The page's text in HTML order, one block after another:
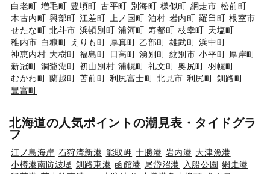
白老町 増毛町 豊頃町 古平町 別海町 様似町 網走市 松前町
木古内町 興部町 江差町 上ノ国町 泊村 岩内町 羅臼町 根室市
せたな町 北斗市 浜頓別町 浦河町 寿都町 枝幸町 天塩町
稚内市 白糠町 えりも町 厚真町 乙部町 雄武町 浜中町
神恵内村 大樹町 福島町 日高町 湧別町 紋別市 小平町 厚岸町
新冠町 洞爺湖町 初山別村 浦幌町 礼文町 奥尻町 羽幌町
むかわ町 蘭越町 苫前町 利尻富士町 北見市 利尻町 釧路町
豊富町
北海道の人気ポイントの潮見表・タイドグラ
フ
江ノ島海岸 石狩湾新港 能取岬 十勝港 岩内港 大津漁港
小樽港南防波堤 釧路東港 函館港 尾岱沼港 入船公園 網走港